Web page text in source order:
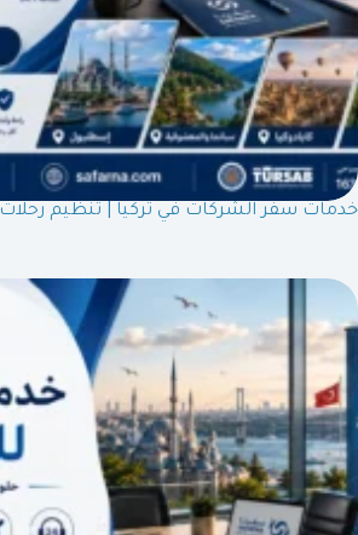
خدمات سفر الشركات في تركيا | تنظيم رحلات B2B مع سفرنا